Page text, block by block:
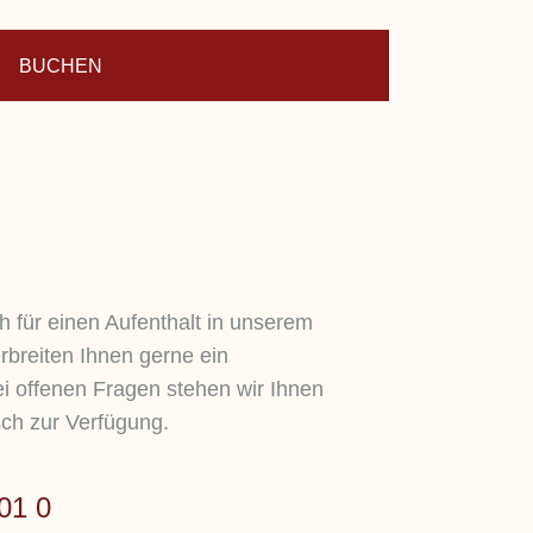
BUCHEN
für einen Aufenthalt in unserem
Ihnen gerne ein
offenen Fragen stehen wir Ihnen
zur Verfügung.
0